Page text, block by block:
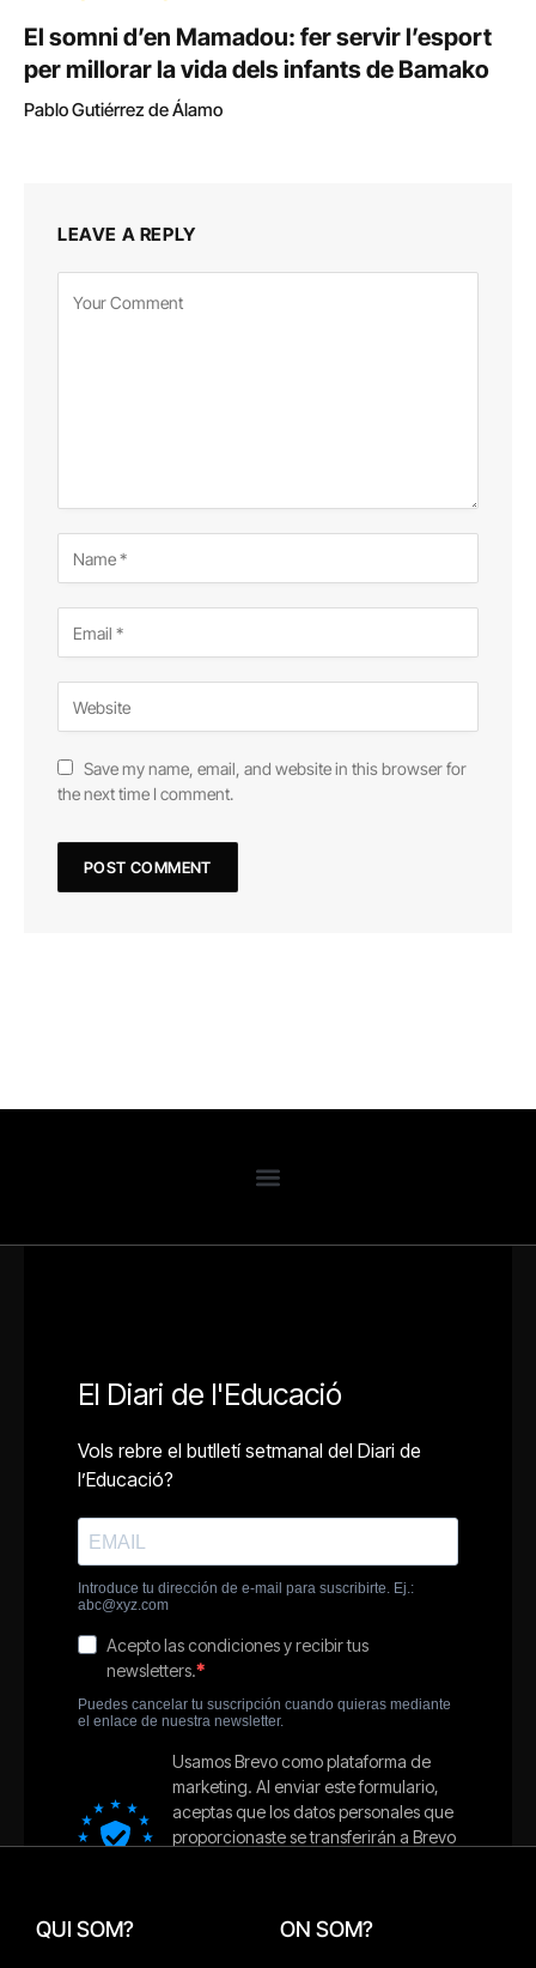
El somni d’en Mamadou: fer servir l’esport
per millorar la vida dels infants de Bamako
Pablo Gutiérrez de Álamo
LEAVE A REPLY
Save my name, email, and website in this browser for
the next time I comment.
QUI SOM? ON SOM?